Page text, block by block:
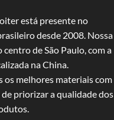
está presente no
desde 2008. Nossa
centro de São Paulo, com a
na China.
os melhores materiais com
priorizar a qualidade dos